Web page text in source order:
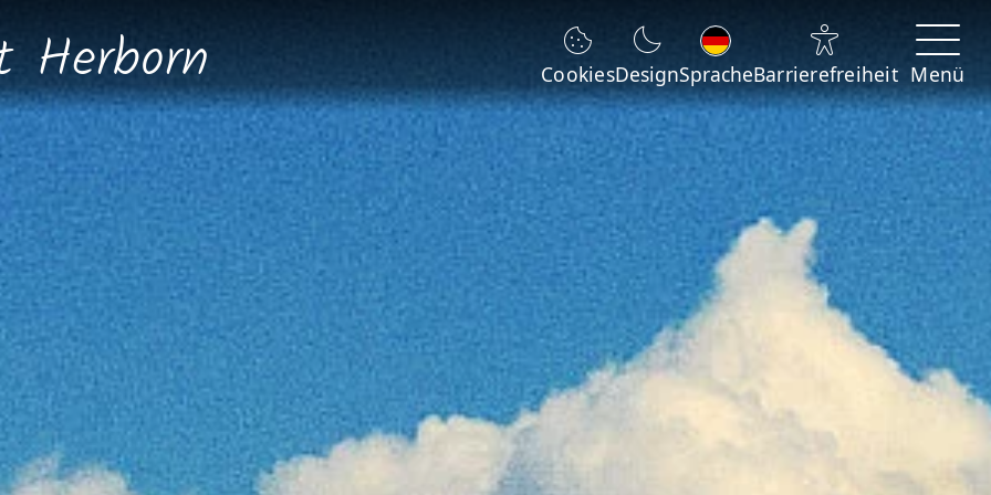
Herborn CookiesDesign
Sprache wechseln
SpracheBarrierefreiheit Menü